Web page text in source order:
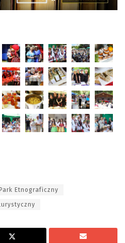
Park Etnograficzny